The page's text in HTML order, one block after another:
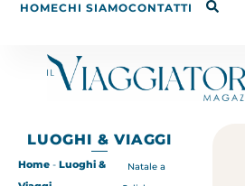
HOMECHI SIAMOCONTATTI
LUOGHI & VIAGGI
Home - Luoghi &
Natale a